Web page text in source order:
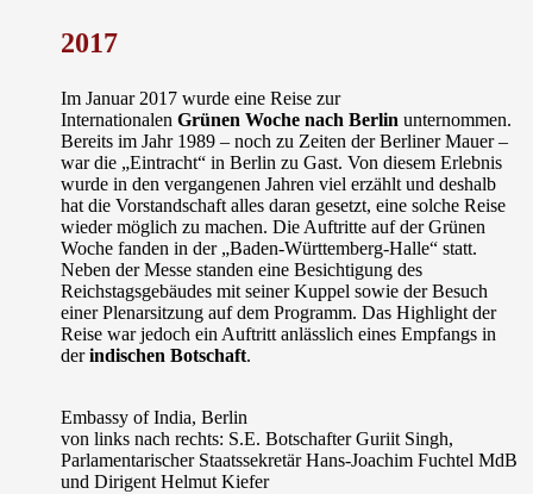
2017
Im Januar 2017 wurde eine Reise zur
InternationalenGrünen Woche nach Berlin unternommen.
Bereits im Jahr 1989 – noch zu Zeiten der Berliner Mauer –
war die „Eintracht“ in Berlin zu Gast. Von diesem Erlebnis
wurde in den vergangenen Jahren viel erzählt und deshalb
hat die Vorstandschaft alles daran gesetzt, eine solche Reise
wieder möglich zu machen. Die Auftritte auf der Grünen
Woche fanden in der „Baden-Württemberg-Halle“ statt.
Neben der Messe standen eine Besichtigung des
Reichstagsgebäudes mit seiner Kuppel sowie der Besuch
einer Plenarsitzung auf dem Programm. Das Highlight der
Reise war jedoch ein Auftritt anlässlich eines Empfangs in
derindischen Botschaft.
Embassy of India, Berlin
von links nach rechts: S.E. Botschafter Guriit Singh,
Parlamentarischer Staatssekretär Hans-Joachim Fuchtel MdB
und Dirigent Helmut Kiefer